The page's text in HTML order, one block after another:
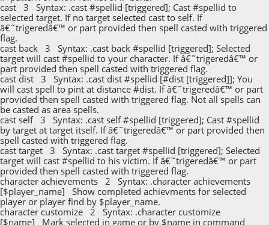
cast 3 Syntax: .cast #spellid [triggered]; Cast #spellid to
selected target. If no target selected cast to self. If
â€˜trigeredâ€™ or part provided then spell casted with triggered
flag.
cast back 3 Syntax: .cast back #spellid [triggered]; Selected
target will cast #spellid to your character. If â€˜trigeredâ€™ or
part provided then spell casted with triggered flag.
cast dist 3 Syntax: .cast dist #spellid [#dist [triggered]]; You
will cast spell to pint at distance #dist. If â€˜trigeredâ€™ or part
provided then spell casted with triggered flag. Not all spells can
be casted as area spells.
cast self 3 Syntax: .cast self #spellid [triggered]; Cast #spellid
by target at target itself. If â€˜trigeredâ€™ or part provided then
spell casted with triggered flag.
cast target 3 Syntax: .cast target #spellid [triggered]; Selected
target will cast #spellid to his victim. If â€˜trigeredâ€™ or part
provided then spell casted with triggered flag.
character achievements 2 Syntax: .character achievements
[$player_name] Show completed achievments for selected
player or player find by $player_name.
character customize 2 Syntax: .character customize
[$name] Mark selected in game or by $name in command